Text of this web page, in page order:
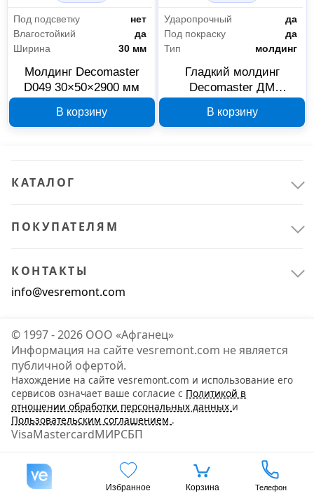
Избранное Корзина Телефон
Отделочные материалы 18
Под подсветку
нет
Влагостойкий
да
Ширина
30 мм
Молдинг Decomaster
D049 30×50×2900 мм
В корзину
Ударопрочный
да
Под покраску
да
Тип
молдинг
Гладкий молдинг
Decomaster ДМ
В корзину
КАТАЛОГ
ПОКУПАТЕЛЯМ
КОНТАКТЫ
info@vesremont.com
© 1997 - 2026 ООО «Афганец»
Информация на сайте vesremont.com не является
публичной офертой.
Нахождение на сайте vesremont.com и использование его
сервисов означает ваше согласие с Политикой в
отношении обработки персональных данных и
Пользовательским соглашением .
VisaMastercardМИРСБП